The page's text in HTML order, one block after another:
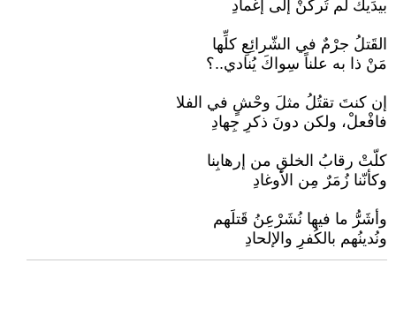
بيدَيكَ لم تُركنْ إلى إغمادِ
القَتلُ جرْمٌ في الشّرائِعِ كلِّها
مَنْ ذا به علناً سِواكَ يُنادي..؟
إن كنتَ تقتُلُ مثلَ وحْشٍ في الفلا
فافْعلْ، ولكن دونَ ذكرِ جِهادِ
كلّتْ رقابُ الخلقِ من إرهابِنا
وكأنّنا زُمَرٌ مِن الأوغادِ
وأشَرُّ ما فيها نُشَرْعِنُ قَتلَهم
ونُدينُهم بالكُفرِ والإلحادِ